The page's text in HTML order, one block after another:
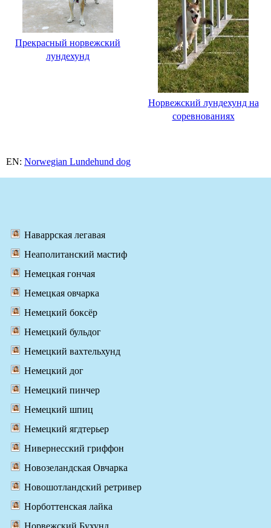
Прекрасный норвежский
лундехунд
Норвежский лундехунд на
соревнованиях
EN: Norwegian Lundehund dog
Наваррская легавая
Неаполитанский мастиф
Немецкая гончая
Немецкая овчарка
Немецкий боксёр
Немецкий бульдог
Немецкий вахтельхунд
Немецкий дог
Немецкий пинчер
Немецкий шпиц
Немецкий ягдтерьер
Нивернесский гриффон
Новозеландская Овчарка
Новошотландский ретривер
Норботтенская лайка